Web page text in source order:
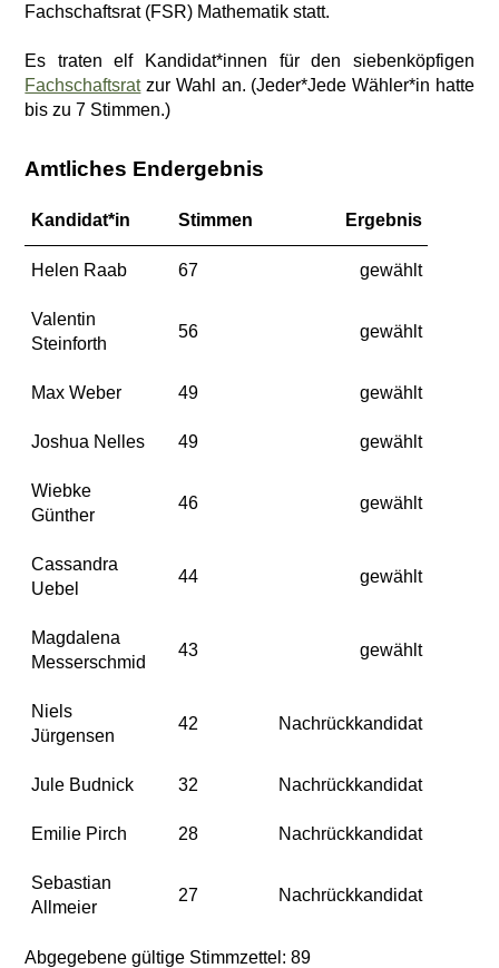
Fachschaftsrat (FSR) Mathematik statt.
Es traten elf Kandidat*innen für den siebenköpfigen
Fachschaftsratzur Wahl an. (Jeder*Jede Wähler*in hatte
bis zu 7 Stimmen.)
Amtliches Endergebnis
Kandidat*in Stimmen Ergebnis
Helen Raab 67 gewählt
Valentin
Steinforth
56 gewählt
Max Weber 49 gewählt
Joshua Nelles 49 gewählt
Wiebke
Günther
46 gewählt
Cassandra
Uebel
44 gewählt
Magdalena
Messerschmid
43 gewählt
Niels
Jürgensen
42 Nachrückkandidat
Jule Budnick 32 Nachrückkandidat
Emilie Pirch 28 Nachrückkandidat
Sebastian
Allmeier
27 Nachrückkandidat
Abgegebene gültige Stimmzettel: 89